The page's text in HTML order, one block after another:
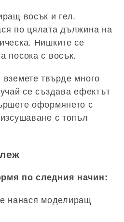
восък и гел.
по цялата дължина на
Нишките се
посока с восък.
твърде много
се създава ефектът
оформянето с
с топъл
по следния начин:
нанася моделиращ